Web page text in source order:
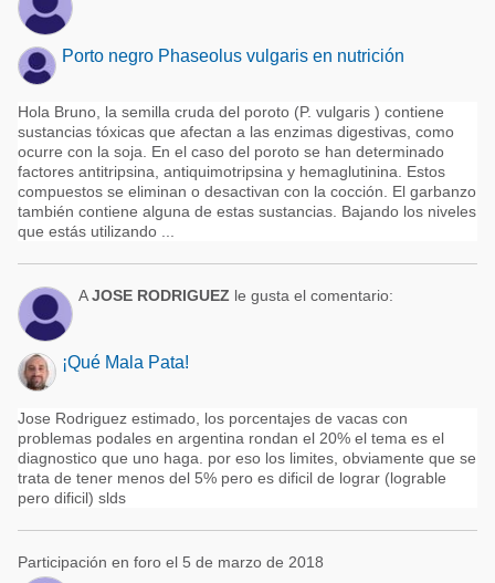
Porto negro Phaseolus vulgaris en nutrición
Hola Bruno, la semilla cruda del poroto (P. vulgaris ) contiene
sustancias tóxicas que afectan a las enzimas digestivas, como
ocurre con la soja. En el caso del poroto se han determinado
factores antitripsina, antiquimotripsina y hemaglutinina. Estos
compuestos se eliminan o desactivan con la cocción. El garbanzo
también contiene alguna de estas sustancias. Bajando los niveles
que estás utilizando ...
AJOSE RODRIGUEZ le gusta el comentario:
¡Qué Mala Pata!
Jose Rodriguez estimado, los porcentajes de vacas con
problemas podales en argentina rondan el 20% el tema es el
diagnostico que uno haga. por eso los limites, obviamente que se
trata de tener menos del 5% pero es dificil de lograr (lograble
pero dificil) slds
Participación en foro el 5 de marzo de 2018